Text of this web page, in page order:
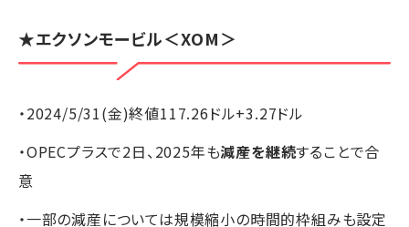
★エクソンモービル＜XOM＞
・2024/5/31(金)終値117.26ドル+3.27ドル
・OPECプラスで2日、2025年も減産を継続することで合
意
・一部の減産については規模縮小の時間的枠組みも設定